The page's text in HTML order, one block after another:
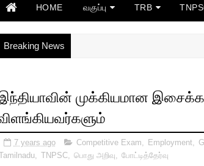
HOME வகுப்பு TRB
Breaking News
முக்கியமான
7 years ago Competitive Exam, Employment,
, TNPSC, பொது அறிவு, போட்டித்தேர்வு